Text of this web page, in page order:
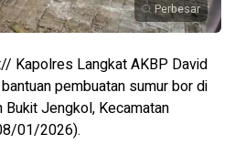
Perbesar
Kapolres Langkat AKBP David
pembuatan sumur bor di
Bukit Jengkol, Kecamatan
01/2026).